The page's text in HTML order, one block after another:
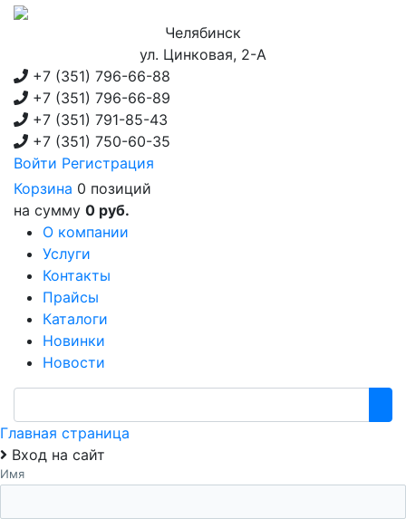
Челябинск
ул. Цинковая, 2-А
+7 (351) 796-66-88
+7 (351) 796-66-89
+7 (351) 791-85-43
+7 (351) 750-60-35
Войти Регистрация
Корзина 0 позиций
на сумму 0 руб.
О компании
Услуги
Контакты
Прайсы
Каталоги
Новинки
Новости
Главная страница
Вход на сайт
Имя